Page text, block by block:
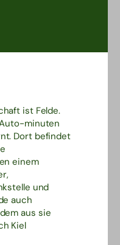
ist Felde.
minuten
Dort befindet
einem
und
auch
aus sie
Kiel